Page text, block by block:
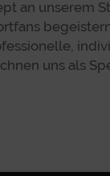
an unserem
uns als